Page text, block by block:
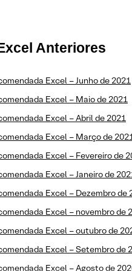
Anteriores
Excel – Junho de 2021
Excel – Maio de 2021
Excel – Abril de 2021
Excel – Março de
Excel – Fevereiro de
Excel – Janeiro de
Excel – Dezembro de
Excel – novembro de
Excel – outubro de
Excel – Setembro de
Excel – Agosto de